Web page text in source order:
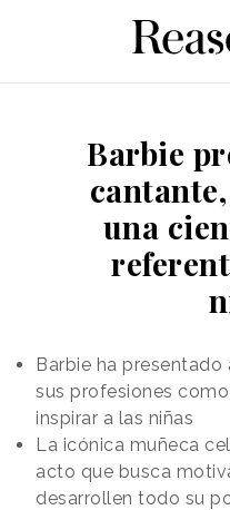
Barbie
una
Barbie ha presentado
sus profesiones
inspirar a las niñas
La icónica muñeca
acto que busca
desarrollen todo su